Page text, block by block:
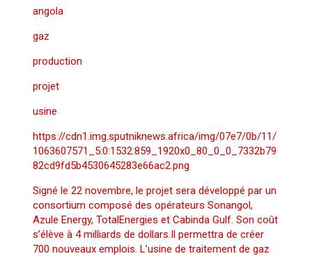
angola
gaz
production
projet
usine
https://cdn1.img.sputniknews.africa/img/07e7/0b/11/
1063607571_5:0:1532:859_1920x0_80_0_0_7332b79
82cd9fd5b4530645283e66ac2.png
Signé le 22 novembre, le projet sera développé par un
consortium composé des opérateurs Sonangol,
Azule Energy, TotalEnergies et Cabinda Gulf. Son coût
s’élève à 4 milliards de dollars.Il permettra de créer
700 nouveaux emplois. L’usine de traitement de gaz